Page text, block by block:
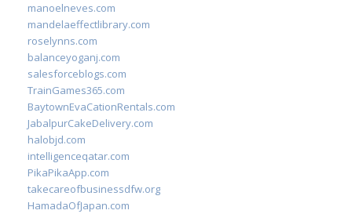
manoelneves.com
mandelaeffectlibrary.com
roselynns.com
balanceyoganj.com
salesforceblogs.com
TrainGames365.com
BaytownEvaCationRentals.com
JabalpurCakeDelivery.com
halobjd.com
intelligenceqatar.com
PikaPikaApp.com
takecareofbusinessdfw.org
HamadaOfJapan.com